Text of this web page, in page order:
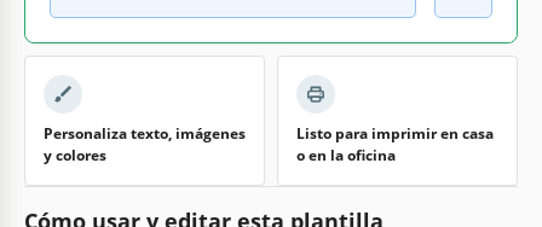
Personaliza texto, imágenes
y colores
Listo para imprimir en casa
o en la oficina
Cómo usar y editar esta plantilla